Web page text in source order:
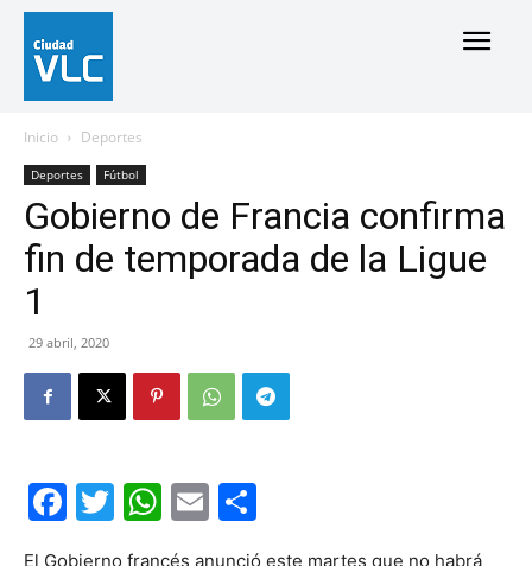
Inicio Deportes
Deportes Fútbol
Gobierno de Francia confirma
fin de temporada de la Ligue
1
29 abril, 2020
Facebook
Twitter
WhatsApp
Email
El Gobierno francés anunció este martes que no habrá